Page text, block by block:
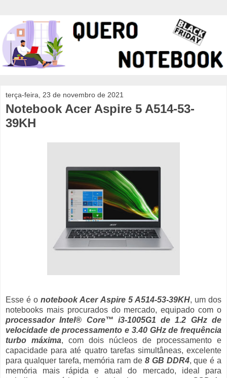
terça-feira, 23 de novembro de 2021
Notebook Acer Aspire 5 A514-53-
39KH
Esse é onotebook Acer Aspire 5 A514-53-39KH, um dos
notebooks mais procurados do mercado, equipado com o
processador Intel® Core™ i3-1005G1 de 1.2 GHz de
velocidade de processamento e 3.40 GHz de frequência
turbo máxima, com dois núcleos de processamento e
capacidade para até quatro tarefas simultâneas, excelente
para qualquer tarefa, memória ram de 8 GB DDR4, que é a
memória mais rápida e atual do mercado, ideal para